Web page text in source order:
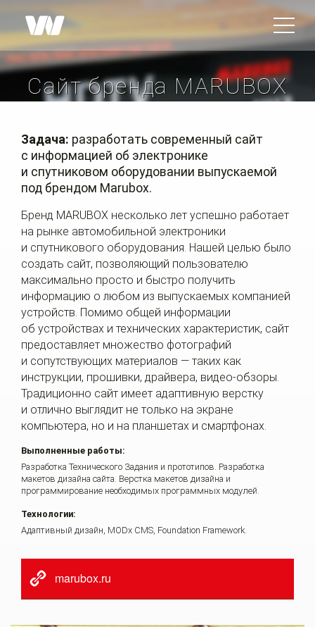
Сайт бренда MARUBOX
Задача: разработать современный сайт
с информацией об электронике
и спутниковом оборудовании выпускаемой
под брендом Marubox.
Бренд MARUBOX несколько лет успешно работает
на рынке автомобильной электроники
и спутникового оборудования. Нашей целью было
создать сайт, позволяющий пользователю
максимально просто и быстро получить
информацию о любом из выпускаемых компанией
устройств. Помимо общей информации
об устройствах и технических характеристик, сайт
предоставляет множество фотографий
и сопутствующих материалов — таких как
инструкции, прошивки, драйвера, видео-обзоры.
Традиционно сайт имеет адаптивную верстку
и отлично выглядит не только на экране
компьютера, но и на планшетах и смартфонах.
Выполненные работы:
Разработка Технического Задания и прототипов. Разработка
макетов дизайна сайта. Верстка макетов дизайна и
программирование необходимых программных модулей.
Технологии:
Адаптивный дизайн, MODx CMS, Foundation Framework.
marubox.ru